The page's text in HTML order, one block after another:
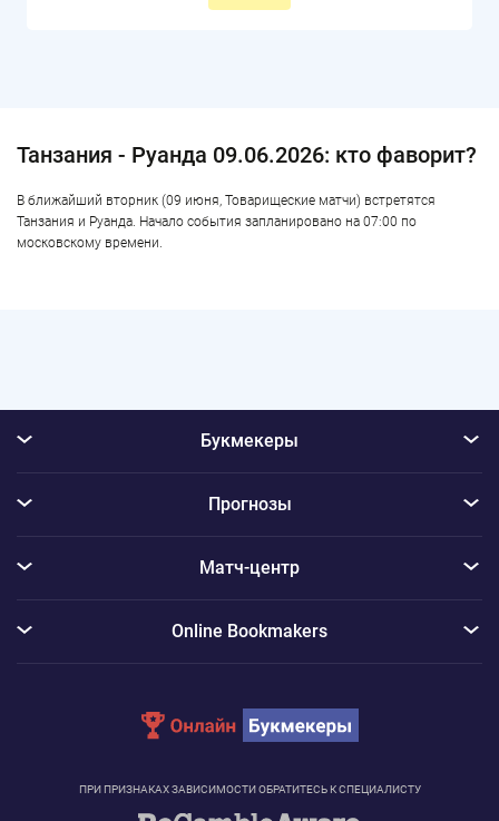
Танзания - Руанда 09.06.2026: кто фаворит?
В ближайший вторник (09 июня, Товарищеские матчи) встретятся
Танзания и Руанда. Начало события запланировано на 07:00 по
московскому времени.
ПРИ ПРИЗНАКАХ ЗАВИСИМОСТИ ОБРАТИТЕСЬ К СПЕЦИАЛИСТУ
Букмекеры
Прогнозы
Матч-центр
Online Bookmakers